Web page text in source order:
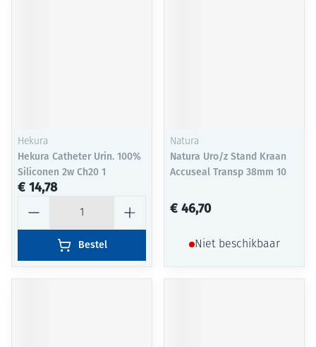
Hekura
Hekura Catheter Urin. 100%
Siliconen 2w Ch20 1
€ 14,78
Bestel
Natura
Natura Uro/z Stand Kraan
Accuseal Transp 38mm 10
€ 46,70
Niet beschikbaar